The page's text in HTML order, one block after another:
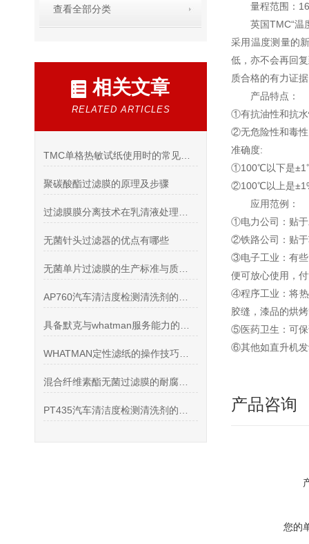
查看全部分类
相关文章
RELATED ARTICLES
聚碳酸酯过滤膜的原理及步骤
无菌针头过滤器的优点有哪些
量程范围：
英国TMC“温
采用温度测量的
低，亦不会再回
质合格的有力证
产品特点：
①有抗油性和抗
②无危险性和毒性
准确度:
①100℃以下是
②100℃以上是
应用范例：
①电力公司：贴于
②铁路公司：贴于
③电子工业：有些
便可放心使用，
④程序工业：将热
胶缝，漆品的烘
⑤医药卫生：可保
⑥其他如直升机发
产品咨询
您的